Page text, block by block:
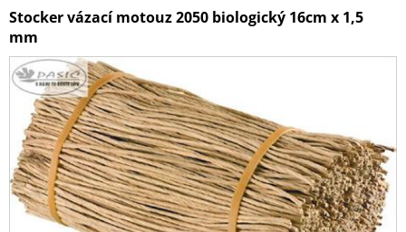
Stocker vázací motouz 2050 biologický 16cm x 1,5
mm